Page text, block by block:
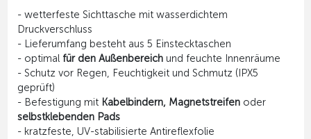
- wetterfeste Sichttasche mit wasserdichtem
Druckverschluss
- Lieferumfang besteht aus 5 Einstecktaschen
- optimal für den Außenbereichund feuchte Innenräume
- Schutz vor Regen, Feuchtigkeit und Schmutz (IPX5
geprüft)
- Befestigung mit Kabelbindern, Magnetstreifenoder
selbstklebenden Pads
- kratzfeste, UV-stabilisierte Antireflexfolie